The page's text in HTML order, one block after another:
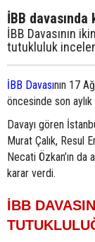
İBB
İBB Davasının
tutukluluk
İBB Davasının 17
öncesinde son
Davayı gören
Murat Çalık, Resul
Necati Özkan’ın da
karar verdi.
İBB